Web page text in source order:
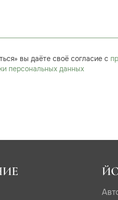
вы даёте своё согласие с
персональных данных